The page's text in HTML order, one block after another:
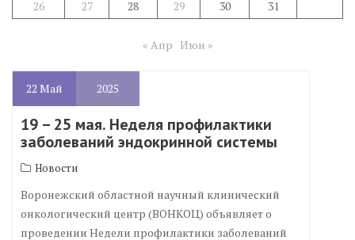
26
27 28 29 30 31
« Апр Июн »
22 Май 2025
19 – 25 мая. Неделя профилактики
заболеваний эндокринной системы
Новости
Воронежский областной научный клинический
онкологический центр (ВОНКОЦ) объявляет о
проведении Недели профилактики заболеваний